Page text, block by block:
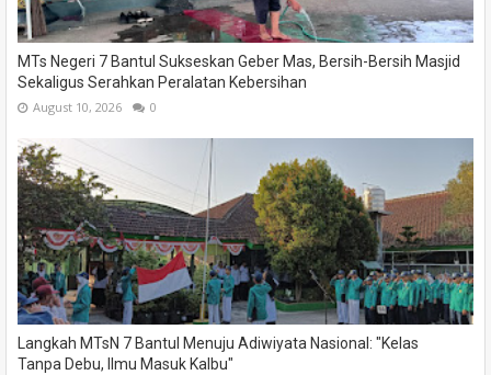
MTs Negeri 7 Bantul Sukseskan Geber Mas, Bersih-Bersih Masjid
Sekaligus Serahkan Peralatan Kebersihan
August 10, 2026 0
Langkah MTsN 7 Bantul Menuju Adiwiyata Nasional: "Kelas
Tanpa Debu, Ilmu Masuk Kalbu"